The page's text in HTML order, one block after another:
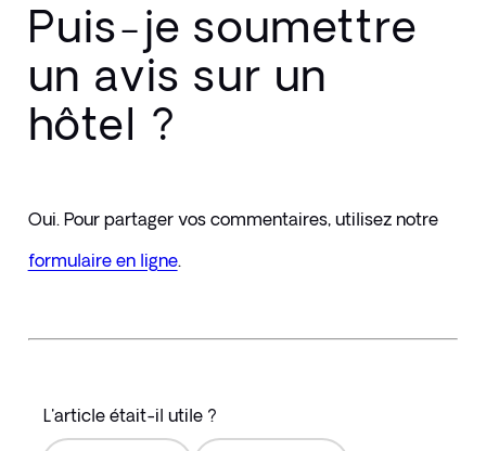
Puis-je soumettre
un avis sur un
hôtel ?
Oui. Pour partager vos commentaires, utilisez notre
formulaire en ligne.
L'article était-il utile ?